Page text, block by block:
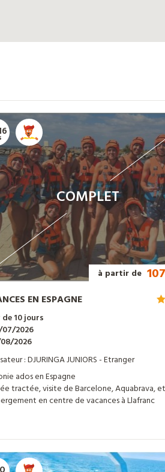
COMPLET
à partir de
EN ESPAGNE
de 10 jours
2026
2026
: DJURINGA JUNIORS - Etranger
ados en Espagne
tractée, visite de Barcelone, Aquabrava,
en centre de vacances à Llafranc